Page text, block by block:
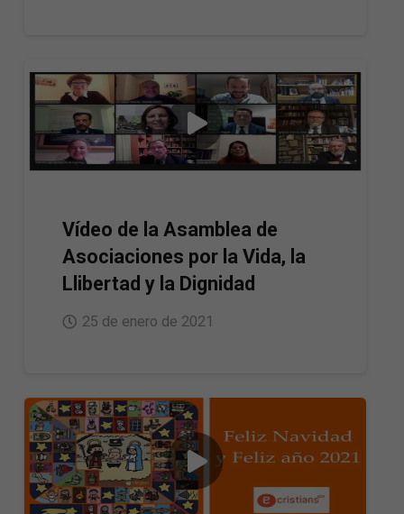
Vídeo de la Asamblea de
Asociaciones por la Vida, la
Llibertad y la Dignidad
25 de enero de 2021